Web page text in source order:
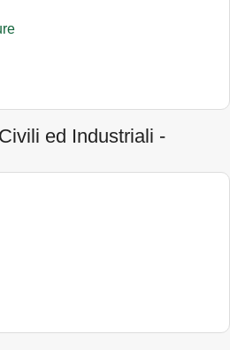
ed Industriali -